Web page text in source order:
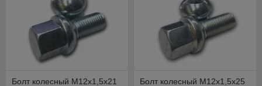
Болт колесный M12х1,5х21
Болт колесный M12х1,5х25